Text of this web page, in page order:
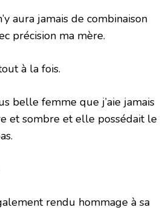
aura jamais de combinaison
précision ma mère.
à la fois.
belle femme que j’aie jamais
et sombre et elle possédait le
rendu hommage à sa